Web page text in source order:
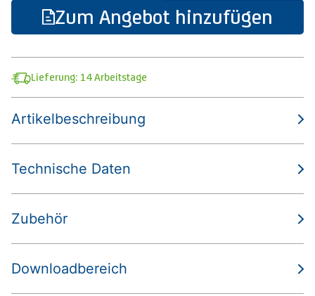
Zum Angebot hinzufügen
Lieferung: 14 Arbeitstage
Artikelbeschreibung
Technische Daten
Zubehör
Downloadbereich